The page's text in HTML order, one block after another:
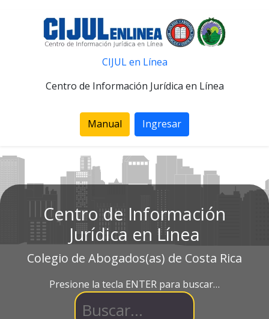
CIJUL en Línea
Centro de Información Jurídica en Línea
Manual Ingresar
Centro de Información
Jurídica en Línea
Colegio de Abogados(as) de Costa Rica
Presione la tecla ENTER para buscar…